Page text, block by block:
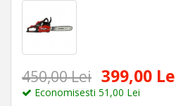
450,00 Lei 399,00
Economisesti 51,00 Lei